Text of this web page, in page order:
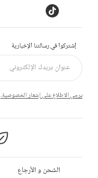
إشتركوا في رسالتنا الإخبارية
يرجى الاطلاع على إشعار الخصوصية.
الشحن و الأرجاع